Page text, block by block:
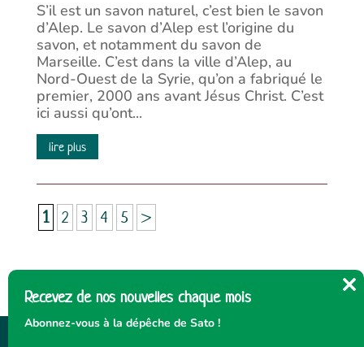
S’il est un savon naturel, c’est bien le savon
d’Alep. Le savon d’Alep est l’origine du
savon, et notamment du savon de
Marseille. C’est dans la ville d’Alep, au
Nord-Ouest de la Syrie, qu’on a fabriqué le
premier, 2000 ans avant Jésus Christ. C’est
ici aussi qu’ont...
lire plus
1 2 3 4 5 >
Recevez de nos nouvelles chaque mois
Abonnez-vous à la dépêche de Sato !